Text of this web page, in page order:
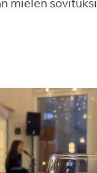
mielen